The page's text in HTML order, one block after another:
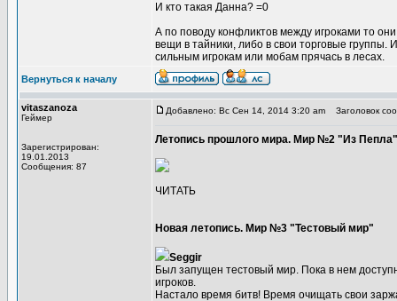
И кто такая Данна? =0
А по поводу конфликтов между игроками то
вещи в тайники, либо в свои торговые группы.
сильным игрокам или мобам прячась в лесах.
Вернуться к началу
vitaszanoza
Геймер
Зарегистрирован:
19.01.2013
Сообщения: 87
Добавлено: Вс Сен 14, 2014 3:20 am Заголовок
Летопись прошлого мира. Мир №2 "Из Пепла"
ЧИТАТЬ
Новая летопись. Мир №3 "Тестовый мир"
Seggir
Был запущен тестовый мир. Пока в нем
игроков.
Настало время битв! Время очищать свои